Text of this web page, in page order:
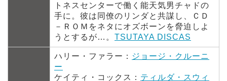
トネスセンターで働く能天気男チャドの
手に。彼は同僚のリンダと共謀し、ＣＤ
－ＲＯＭをネタにオズボーンを脅迫しよ
うとするが…。 TSUTAYA DISCAS
ハリー・ファラー： ジョージ・クルーニ
ー
ケイティ・コックス： ティルダ・スウィ